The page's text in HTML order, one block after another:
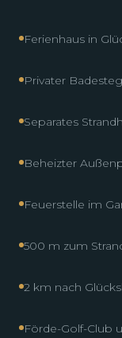
Ferienhaus in
Privater
Separates
Beheizter
Feuerstelle im
500 m zum
2 km nach
Förde-Golf-Club